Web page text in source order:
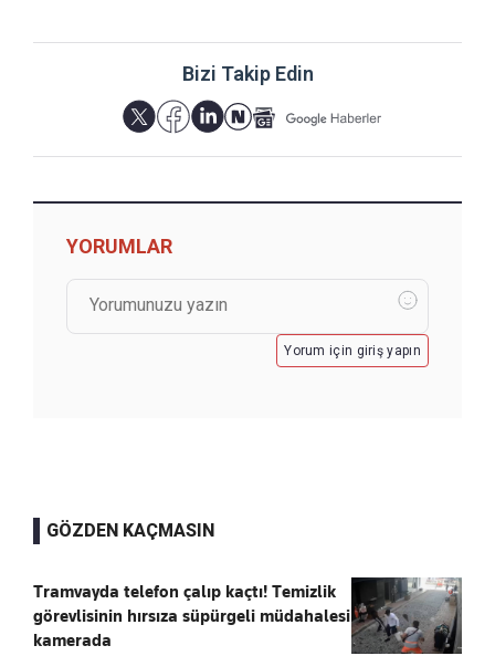
Bizi Takip Edin
YORUMLAR
Yorum için giriş yapın
GÖZDEN KAÇMASIN
Tramvayda telefon çalıp kaçtı! Temizlik
görevlisinin hırsıza süpürgeli müdahalesi
kamerada